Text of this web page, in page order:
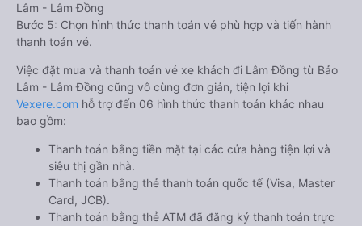
Lâm - Lâm Đồng
Bước 5: Chọn hình thức thanh toán vé phù hợp và tiến hành
thanh toán vé.
Việc đặt mua và thanh toán vé xe khách đi Lâm Đồng từ Bảo
Lâm - Lâm Đồng cũng vô cùng đơn giản, tiện lợi khi
Vexere.com hỗ trợ đến 06 hình thức thanh toán khác nhau
bao gồm:
Thanh toán bằng tiền mặt tại các cửa hàng tiện lợi và
siêu thị gần nhà.
Thanh toán bằng thẻ thanh toán quốc tế (Visa, Master
Card, JCB).
Thanh toán bằng thẻ ATM đã đăng ký thanh toán trực